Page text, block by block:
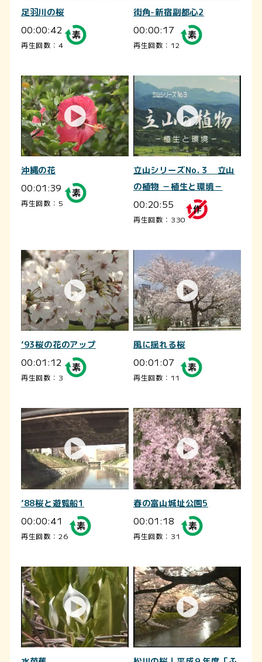
足羽川の桜
00:00:42
再生回数：4
街角-新宿副都心2
00:00:17
再生回数：12
沖縄の花
00:01:39
再生回数：5
立山シリーズNo.３ 立山
の植物 －植生と環境－
00:20:55
再生回数：330
’93桜の花のアップ
00:01:12
再生回数：3
風に揺れる桜
00:01:07
再生回数：11
’88桜と遊覧船1
00:00:41
再生回数：26
春の富山城址公園5
00:01:18
再生回数：31